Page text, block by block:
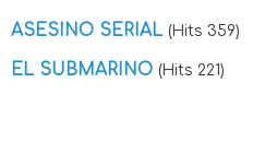
ASESINO SERIAL (Hits 359)
EL SUBMARINO (Hits 221)